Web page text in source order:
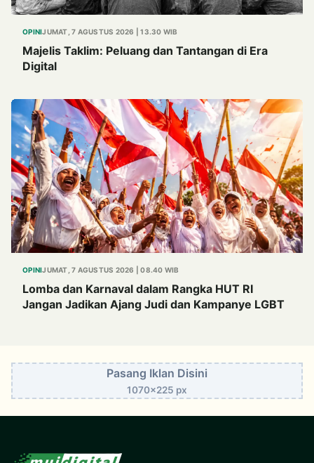
OPINIJUMAT, 7 AGUSTUS 2026 | 13.30 WIB
Majelis Taklim: Peluang dan Tantangan di Era
Digital
OPINIJUMAT, 7 AGUSTUS 2026 | 08.40 WIB
Lomba dan Karnaval dalam Rangka HUT RI
Jangan Jadikan Ajang Judi dan Kampanye LGBT
Pasang Iklan Disini
1070x225 px